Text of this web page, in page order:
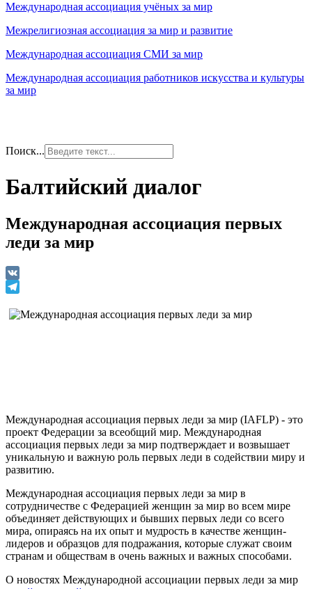
Международная ассоциация учёных за мир
Межрелигиозная ассоциация за мир и развитие
Международная ассоциация СМИ за мир
Международная ассоциация работников искусства и культуры
за мир
Поиск...
Балтийский диалог
Международная ассоциация первых
леди за мир
VK
Международная ассоциация первых леди за мир (IAFLP) - это
проект Федерации за всеобщий мир. Международная
ассоциация первых леди за мир подтверждает и возвышает
уникальную и важную роль первых леди в содействии миру и
развитию.
Международная ассоциация первых леди за мир в
сотрудничестве с Федерацией женщин за мир во всем мире
объединяет действующих и бывших первых леди со всего
мира, опираясь на их опыт и мудрость в качестве женщин-
лидеров и образцов для подражания, которые служат своим
странам и обществам в очень важных и важных способами.
О новостях Международной ассоциации первых леди за мир